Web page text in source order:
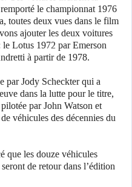
le championnat 1976
​​toutes deux vues dans le film
ajouter les deux voitures
Lotus 1972 par Emerson
à partir de 1978.
par Jody Scheckter qui a
dans la lutte pour le titre,
par John Watson et
véhicules des décennies du
que les douze véhicules
de retour dans l’édition